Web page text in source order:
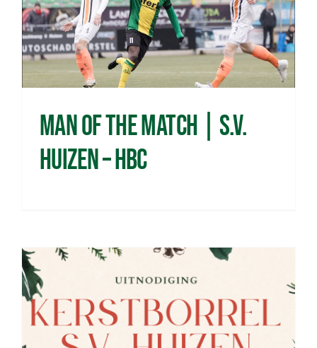
Man of the Match | s.v.
Huizen – HBC